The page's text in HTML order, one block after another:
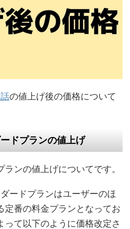
の値上げ後の価格について
ドプランの値上げ
ランの値上げについてです。
ードプランはユーザーのほ
定番の料金プランとなってお
って以下のように価格改定さ